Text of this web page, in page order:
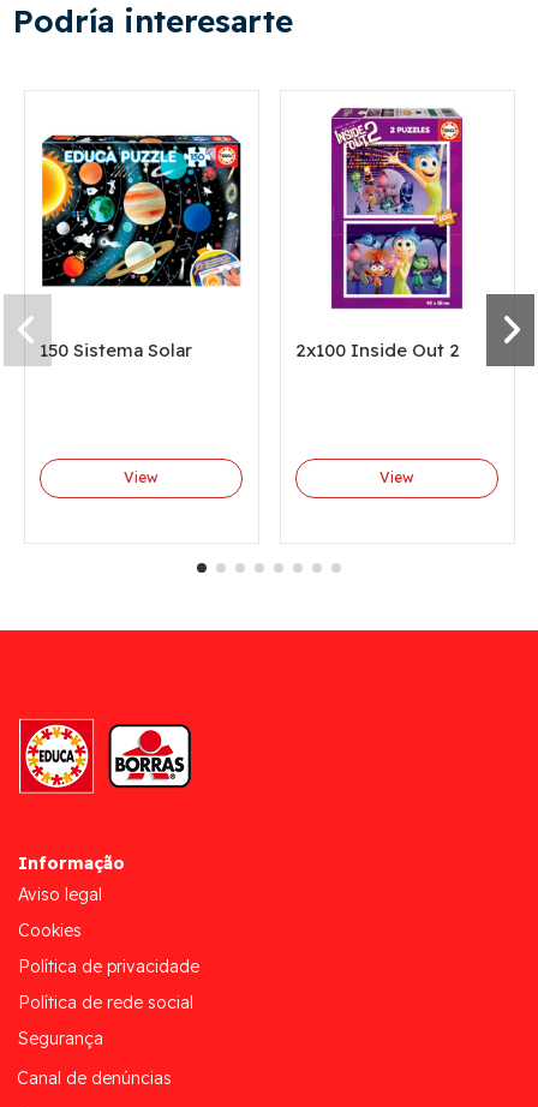
Podría interesarte
150 Sistema Solar
View
2x100 Inside Out 2
View
Informação
Aviso legal
Cookies
Política de privacidade
Política de rede social
Segurança
Canal de denúncias